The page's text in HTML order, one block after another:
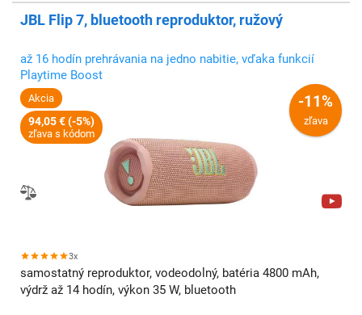
JBL Flip 7, bluetooth reproduktor, ružový
až 16 hodín prehrávania na jedno nabitie, vďaka funkcií
Playtime Boost
Akcia
94,05 € (-5%)
zľava s kódom
-11%
zľava
3x
samostatný reproduktor, vodeodolný, batéria 4800 mAh,
výdrž až 14 hodín, výkon 35 W, bluetooth